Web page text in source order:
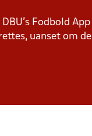
Fodbold App
uanset om